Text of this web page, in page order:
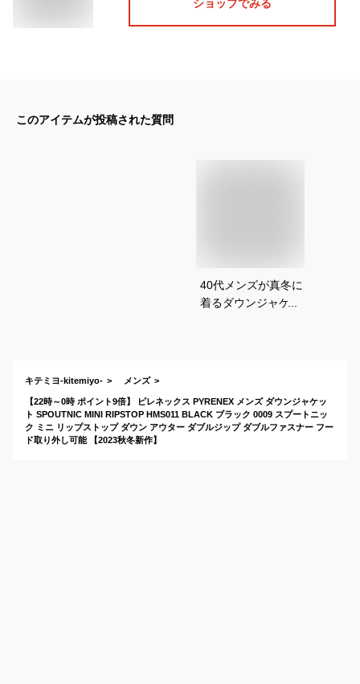
ショップでみる
このアイテムが投稿された質問
40代メンズが真冬に
着るダウンジャケッ
キテミヨ-kitemiyo- メンズ
【22時～0時 ポイント9倍】 ピレネックス PYRENEX メンズ ダウンジャケッ
ト SPOUTNIC MINI RIPSTOP HMS011 BLACK ブラック 0009 スプートニッ
ク ミニ リップストップ ダウン アウター ダブルジップ ダブルファスナー フー
ド取り外し可能 【2023秋冬新作】